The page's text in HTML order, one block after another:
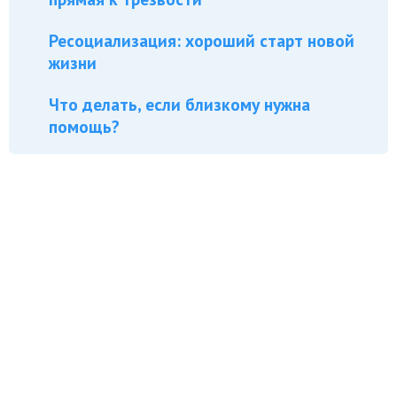
Ресоциализация: хороший старт новой
жизни
Что делать, если близкому нужна
помощь?